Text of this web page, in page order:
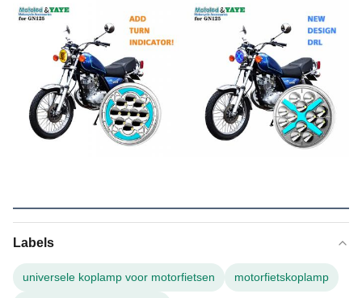
Labels
universele koplamp voor motorfietsen motorfietskoplamp